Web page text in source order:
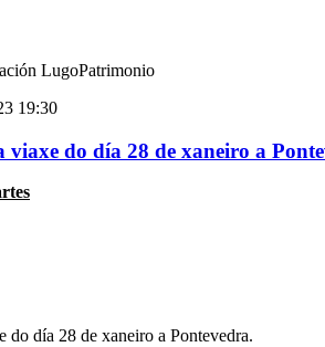
LugoPatrimonio
19:30
viaxe do día 28 de xaneiro a
do día 28 de xaneiro a Pontevedra.